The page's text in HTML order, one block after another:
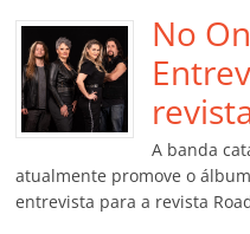
b
o
o
k
A
p
p
No
A banda
atualmente promove o
entrevista para a revista